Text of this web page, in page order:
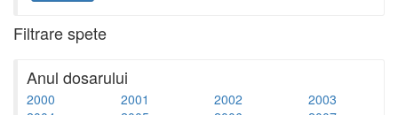
Filtrare spete
Anul dosarului
2000 2001 2002
2003